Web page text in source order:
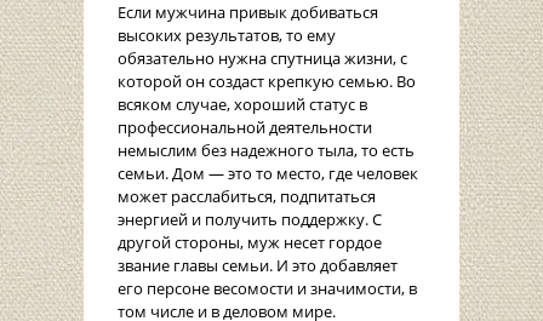
Если мужчина привык добиваться
высоких результатов, то ему
обязательно нужна спутница жизни, с
которой он создаст крепкую семью. Во
всяком случае, хороший статус в
профессиональной деятельности
немыслим без надежного тыла, то есть
семьи. Дом — это то место, где человек
может расслабиться, подпитаться
энергией и получить поддержку. С
другой стороны, муж несет гордое
звание главы семьи. И это добавляет
его персоне весомости и значимости, в
том числе и в деловом мире.